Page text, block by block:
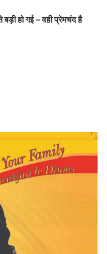
हो गई – वही प्रेमचंद है